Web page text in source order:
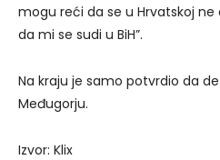
mogu reći da se u Hrvatskoj
da mi se sudi u BiH”.
Na kraju je samo potvrdio da
Međugorju.
Izvor: Klix